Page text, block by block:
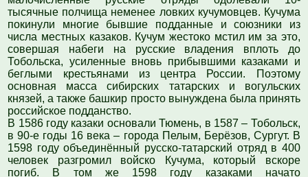
тысячные полчища неменее ловких кучумовцев. Кучума
покинули многие бывшие подданные и союзники из
числа местных казаков. Кучум жестоко мстил им за это,
совершая набеги на русские владения вплоть до
Тобольска, усиленные вновь прибывшими казаками и
беглыми крестьянами из центра России. Поэтому
основная масса сибирских татарских и вогульских
князей, а также башкир просто вынуждена была принять
российское подданство.
В 1586 году казаки основали Тюмень, в 1587 – Тобольск,
в 90-е годы 16 века – города Пелым, Берёзов, Сургут. В
1598 году объединённый русско-татарский отряд в 400
человек разгромил войско Кучума, который вскоре
погиб. В том же 1598 году казаками начато